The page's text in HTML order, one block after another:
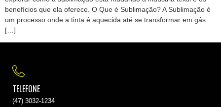
benefícios que ela oferece. O Que é Sublimação? A Sublimação é
um processo onde a tinta é aquecida até se transformar em gás
[…]
TELEFONE
(47) 3032-1234